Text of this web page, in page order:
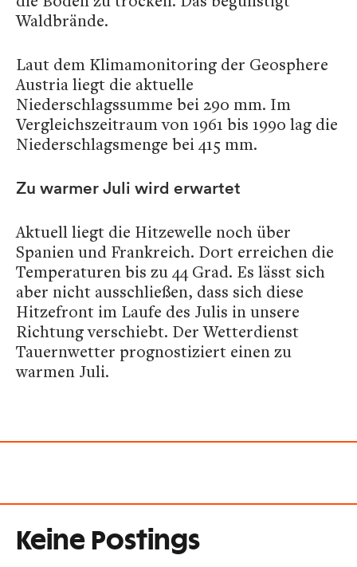
Waldbrände.
Laut dem Klimamonitoring der Geosphere
Austria liegt die aktuelle
Niederschlagssumme bei 290 mm. Im
Vergleichszeitraum von 1961 bis 1990 lag die
Niederschlagsmenge bei 415 mm.
Zu warmer Juli wird erwartet
Aktuell liegt die Hitzewelle noch über
Spanien und Frankreich. Dort erreichen die
Temperaturen bis zu 44 Grad. Es lässt sich
aber nicht ausschließen, dass sich diese
Hitzefront im Laufe des Julis in unsere
Richtung verschiebt. Der Wetterdienst
Tauernwetter prognostiziert einen zu
warmen Juli.
Keine Postings